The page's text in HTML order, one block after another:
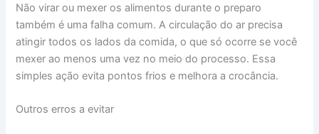
Não virar ou mexer os alimentos durante o preparo
também é uma falha comum. A circulação do ar precisa
atingir todos os lados da comida, o que só ocorre se você
mexer ao menos uma vez no meio do processo. Essa
simples ação evita pontos frios e melhora a crocância.
Outros erros a evitar